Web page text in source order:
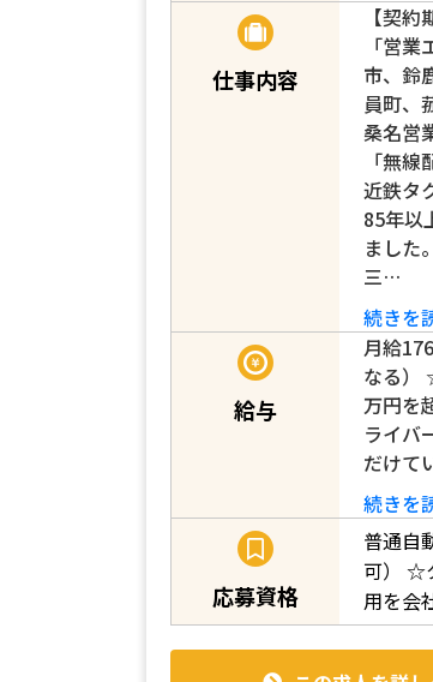
仕事内容
【契
「営
市、鈴
員町、
桑名営
「無
近鉄タ
85年以
ました
三…
続きを
給与
月給
なる）
万円を
ライバ
だけて
続きを
応募資格
普通自
可）
☆
用を会